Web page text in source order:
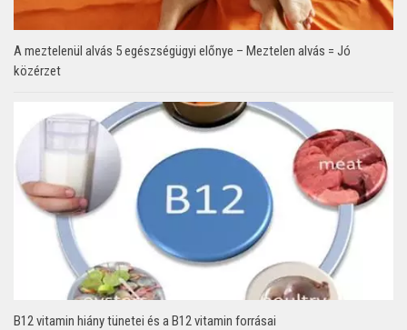
A meztelenül alvás 5 egészségügyi előnye – Meztelen alvás = Jó
közérzet
B12 vitamin hiány tünetei és a B12 vitamin forrásai